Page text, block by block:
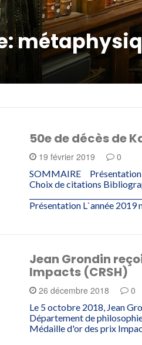
50e de décès de
19 février 2019 0
SOMMAIRE Présentation
Choix de citations
Présentation L`année 2019
Jean Grondin
Impacts (CRSH)
26 décembre 2018 0
Le 5 octobre 2018, Jean
Département de
Médaille d'or des prix